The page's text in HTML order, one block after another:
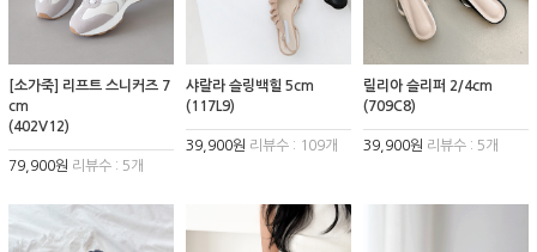
[소가죽] 리프트 스니커즈 7
cm
(402V12)
79,900원 리뷰수 : 5개
샤랄라 슬링백힐 5cm
(117L9)
39,900원 리뷰수 : 109개
릴리아 슬리퍼 2/4cm
(709C8)
39,900원 리뷰수 : 5개